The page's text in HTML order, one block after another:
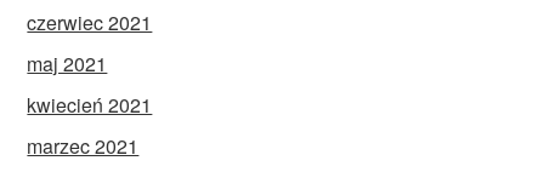
czerwiec 2021
maj 2021
kwiecień 2021
marzec 2021